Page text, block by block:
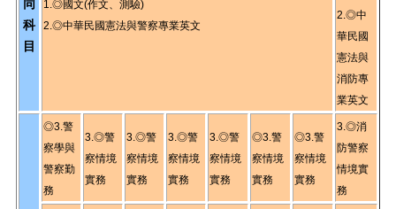
同
科
目
1.◎國文(作文、測驗)
2.◎中華民國憲法與警察專業英文
2.◎中
華民國
憲法與
消防專
業英文
◎3.警
察學與
警察勤
務
3.◎警
察情境
實務
3.◎警
察情境
實務
3.◎警
察情境
實務
3.◎警
察情境
實務
◎3.警
察情境
實務
◎3.警
察情境
實務
3.◎消
防警察
情境實
務